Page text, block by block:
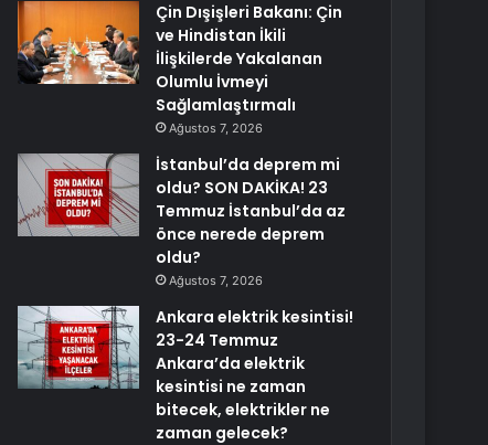
Çin Dışişleri Bakanı: Çin
ve Hindistan İkili
İlişkilerde Yakalanan
Olumlu İvmeyi
Sağlamlaştırmalı
Ağustos 7, 2026
İstanbul’da deprem mi
oldu? SON DAKİKA! 23
Temmuz İstanbul’da az
önce nerede deprem
oldu?
Ağustos 7, 2026
Ankara elektrik kesintisi!
23-24 Temmuz
Ankara’da elektrik
kesintisi ne zaman
bitecek, elektrikler ne
zaman gelecek?